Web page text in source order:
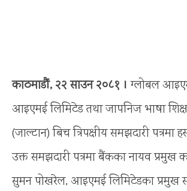
काठमाडौं, २२ साउन २०८१ । ग्लोबल
आइएमई लिमिटेड तथा जापनिज भाषा
(जाल्टान) बिच त्रिपक्षीय समझदारी पत्रमा
उक्त समझदारी पत्रमा बैंकका नायव प्रमुख
सुमन पोखरेल, आइएमई लिमिटेडका प्रमुख